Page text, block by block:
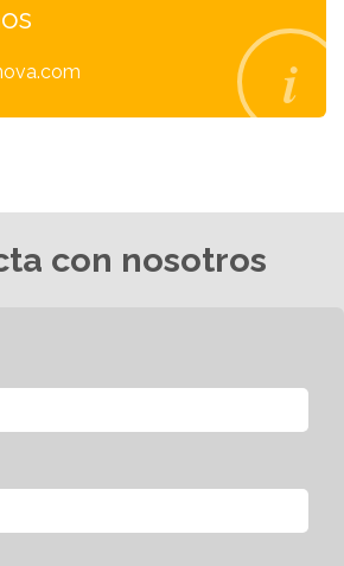
con nosotros